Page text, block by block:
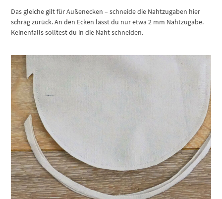
Das gleiche gilt für Außenecken – schneide die Nahtzugaben hier
schräg zurück. An den Ecken lässt du nur etwa 2 mm Nahtzugabe.
Keinenfalls solltest du in die Naht schneiden.